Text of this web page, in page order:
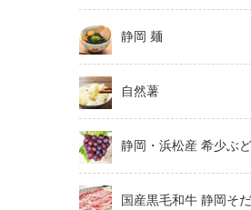
静岡 麺
自然薯
静岡・浜松産 希少ぶ
国産黒毛和牛 静岡そ